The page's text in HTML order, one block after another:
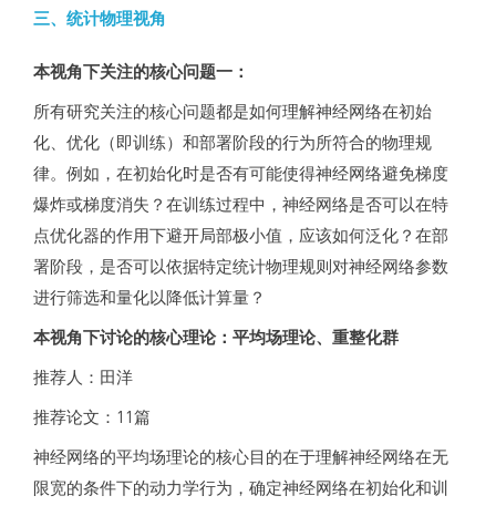
三、统计物理视角
本视角下关注的核心问题一：
所有研究关注的核心问题都是如何理解神经网络在初始
化、优化（即训练）和部署阶段的行为所符合的物理规
律。例如，在初始化时是否有可能使得神经网络避免梯度
爆炸或梯度消失？在训练过程中，神经网络是否可以在特
点优化器的作用下避开局部极小值，应该如何泛化？在部
署阶段，是否可以依据特定统计物理规则对神经网络参数
进行筛选和量化以降低计算量？
本视角下讨论的核心理论：平均场理论、重整化群
推荐人：田洋
推荐论文：11篇
神经网络的平均场理论的核心目的在于理解神经网络在无
限宽的条件下的动力学行为，确定神经网络在初始化和训